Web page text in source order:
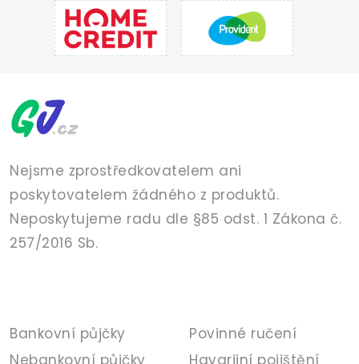
Nejsme zprostředkovatelem ani
poskytovatelem žádného z produktů.
Neposkytujeme radu dle §85 odst. 1 Zákona č.
257/2016 Sb.
Bankovní půjčky
Povinné ručení